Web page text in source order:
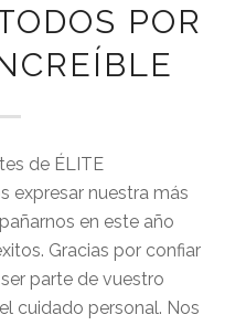
POR
de ÉLITE
expresar nuestra más
en este año
Gracias por confiar
parte de vuestro
cuidado personal. Nos